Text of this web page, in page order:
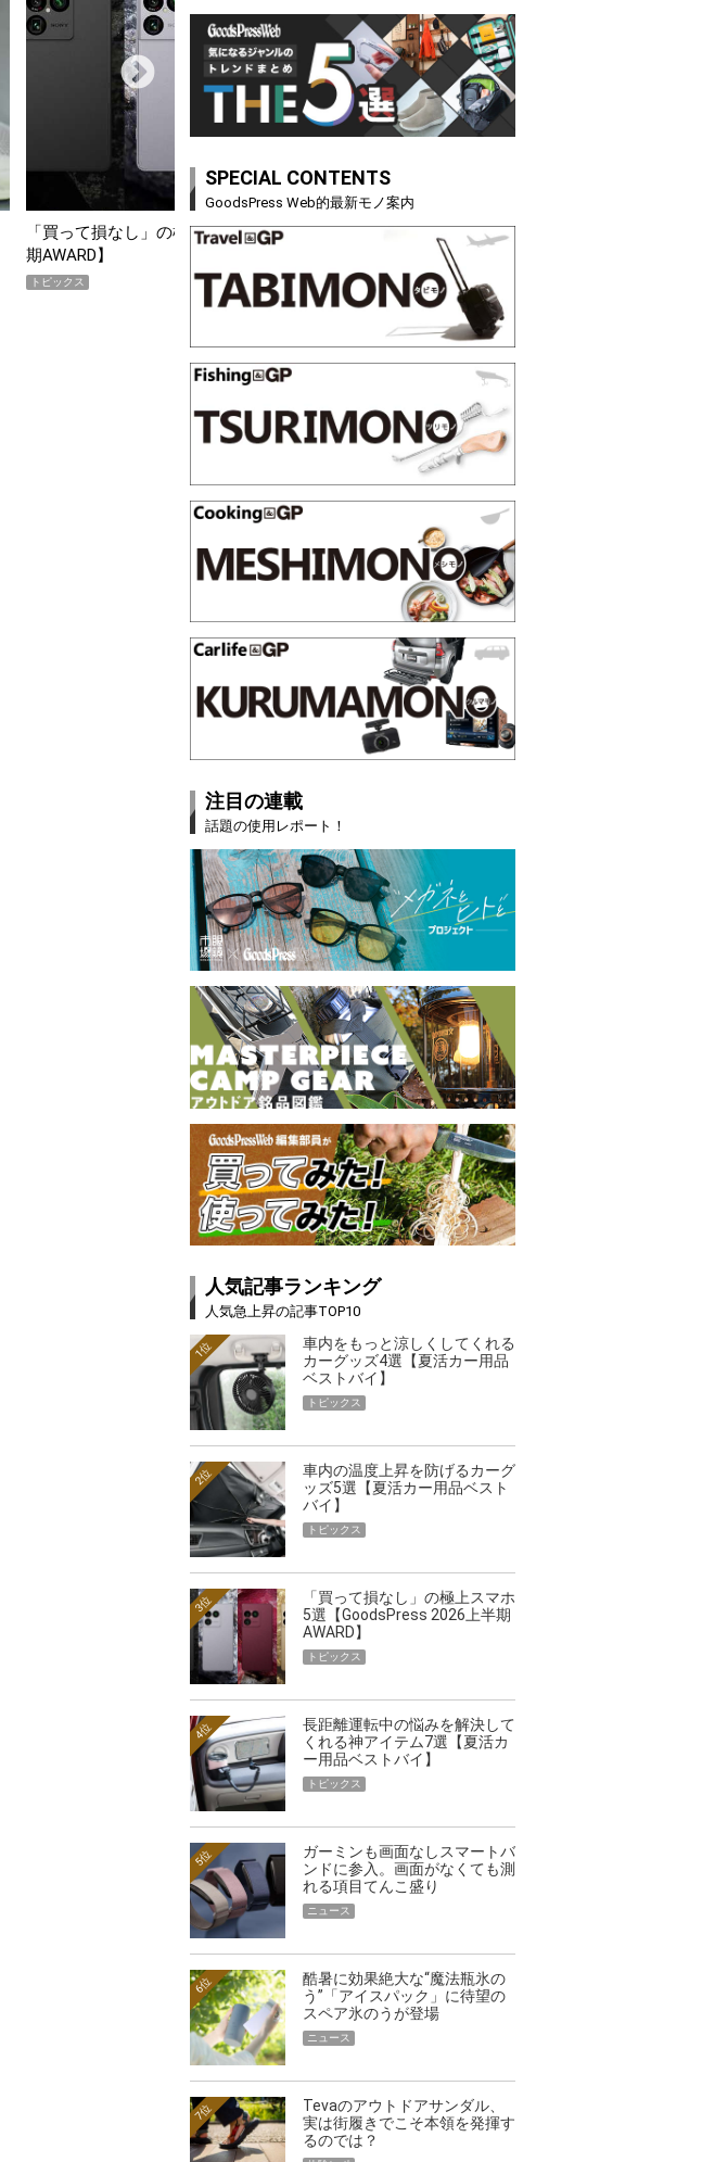
「買って損なし」の極上スマホ5選【GoodsPress 2026上半
期AWARD】
トピックス
薄着になる季節の夏こそ“映え
PR
SPECIAL CONTENTS
GoodsPress Web的最新モノ案内
注目の連載
話題の使用レポート！
人気記事ランキング
人気急上昇の記事TOP10
車内をもっと涼しくしてくれる
カーグッズ4選【夏活カー用品
ベストバイ】
1位
トピックス
車内の温度上昇を防げるカーグ
ッズ5選【夏活カー用品ベスト
バイ】
2位
トピックス
「買って損なし」の極上スマホ
5選【GoodsPress 2026上半期
AWARD】
3位
トピックス
長距離運転中の悩みを解決して
くれる神アイテム7選【夏活カ
ー用品ベストバイ】
4位
トピックス
ガーミンも画面なしスマートバ
ンドに参入。画面がなくても測
れる項目てんこ盛り
5位
ニュース
酷暑に効果絶大な“魔法瓶氷の
う”「アイスパック」に待望の
スペア氷のうが登場
6位
ニュース
Tevaのアウトドアサンダル、
実は街履きでこそ本領を発揮す
るのでは？
7位